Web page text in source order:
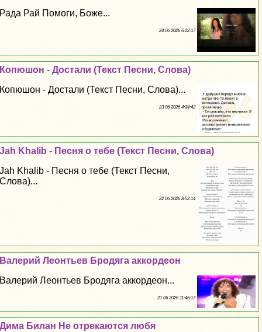
Рада Рай Помоги, Боже...
24 06 2026 6:22:17
Копюшон - Достали (Текст Песни, Слова)
Копюшон - Достали (Текст Песни, Слова)...
23 06 2026 4:34:42
Jah Khalib - Песня о тебе (Текст Песни, Слова)
Jah Khalib - Песня о тебе (Текст Песни,
Слова)...
22 06 2026 8:52:14
Валерий Леонтьев Бродяга аккордеон
Валерий Леонтьев Бродяга аккордеон...
21 06 2026 11:46:17
Дима Билан Не отрекаются любя